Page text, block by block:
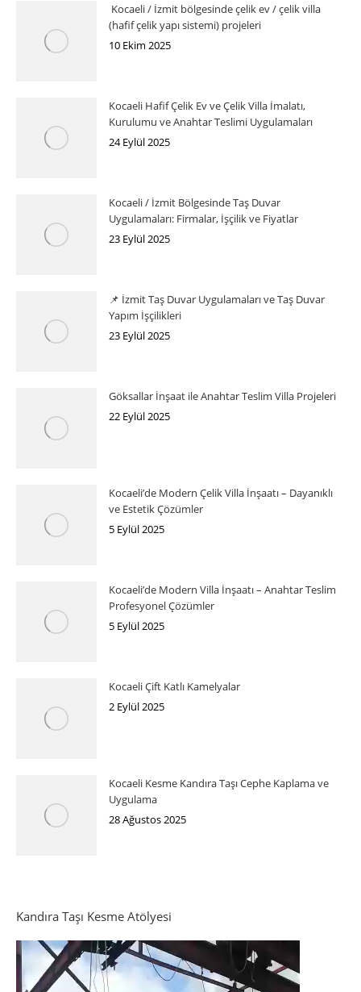
Kocaeli / İzmit bölgesinde çelik ev / çelik villa
(hafif çelik yapı sistemi) projeleri
10 Ekim 2025
Kocaeli Hafif Çelik Ev ve Çelik Villa İmalatı,
Kurulumu ve Anahtar Teslimi Uygulamaları
24 Eylül 2025
Kocaeli / İzmit Bölgesinde Taş Duvar
Uygulamaları: Firmalar, İşçilik ve Fiyatlar
23 Eylül 2025
📌 İzmit Taş Duvar Uygulamaları ve Taş Duvar
Yapım İşçilikleri
23 Eylül 2025
Göksallar İnşaat ile Anahtar Teslim Villa Projeleri
22 Eylül 2025
Kocaeli’de Modern Çelik Villa İnşaatı – Dayanıklı
ve Estetik Çözümler
5 Eylül 2025
Kocaeli’de Modern Villa İnşaatı – Anahtar Teslim
Profesyonel Çözümler
5 Eylül 2025
Kocaeli Çift Katlı Kamelyalar
2 Eylül 2025
Kocaeli Kesme Kandıra Taşı Cephe Kaplama ve
Uygulama
28 Ağustos 2025
Kandıra Taşı Kesme Atölyesi